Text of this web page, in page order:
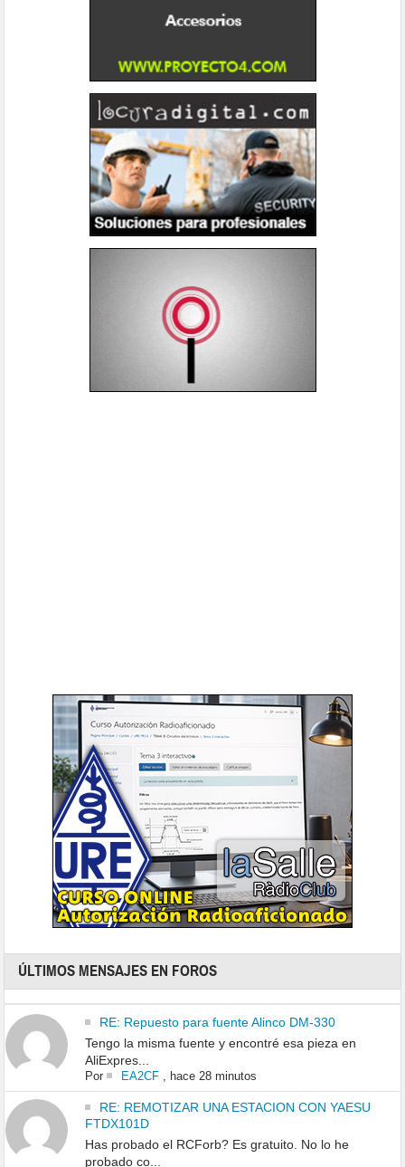
ÚLTIMOS MENSAJES EN FOROS
RE: Repuesto para fuente Alinco DM-330
Tengo la misma fuente y encontré esa pieza en
AliExpres...
Por EA2CF, hace 28 minutos
RE: REMOTIZAR UNA ESTACION CON YAESU
FTDX101D
Has probado el RCForb? Es gratuito. No lo he
probado co...